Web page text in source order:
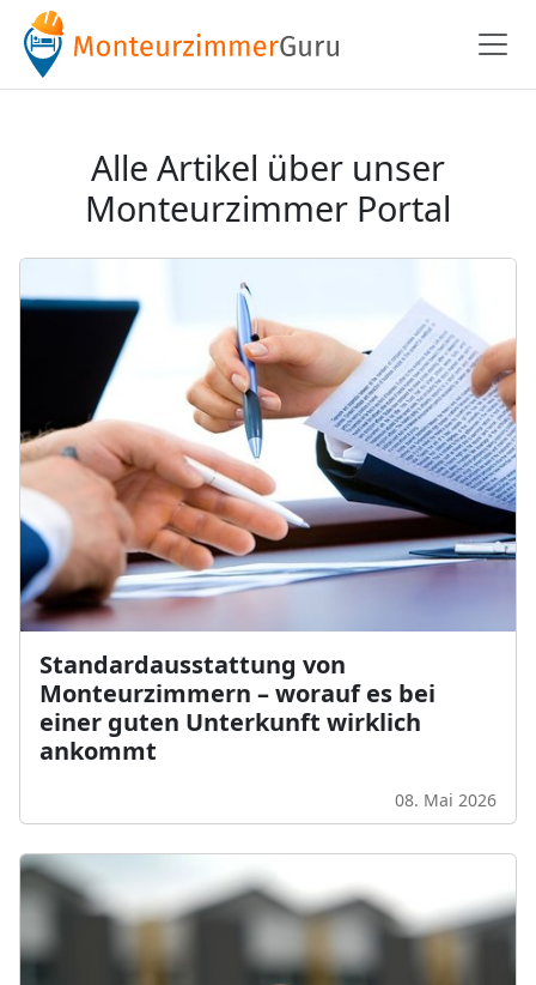
Alle Artikel über unser
Monteurzimmer Portal
Standardausstattung von
Monteurzimmern – worauf es bei
einer guten Unterkunft wirklich
ankommt
08. Mai 2026